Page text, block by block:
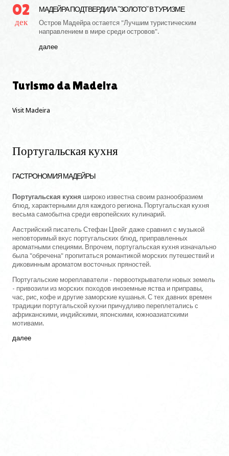
02
дек
МАДЕЙРА ПОДТВЕРДИЛА "ЗОЛОТО" В ТУРИЗМЕ
Остров Мадейра остается "Лучшим туристическим
направлением в мире среди островов".
далее
Turismo daMadeira
Visit Madeira
Португальская кухня
ГАСТРОНОМИЯ МАДЕЙРЫ
Португальская кухня широко известна своим разнообразием
блюд, характерными для каждого региона. Португальская кухня
весьма самобытна среди европейских кулинарий.
Австрийский писатель Стефан Цвейг даже сравнил с музыкой
неповторимый вкус португальских блюд, приправленных
ароматными специями. Впрочем, португальская кухня изначально
была "обречена" пропитаться романтикой морских путешествий и
диковинным ароматом восточных пряностей.
Португальские мореплаватели - первооткрыватели новых земель
- привозили из морских походов иноземные яства и приправы,
час, рис, кофе и другие заморские кушанья. С тех давних времен
традиции португальской кухни причудливо переплетались с
африканскими, индийскими, японскими, южноазиатскими
мотивами.
далее